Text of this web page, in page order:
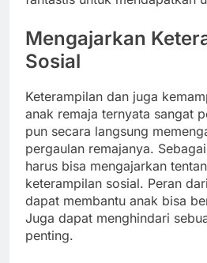
Mengajarkan
Sosial
Keterampilan dan juga
anak remaja ternyata sangat
pun secara langsung
pergaulan remajanya.
harus bisa mengajarkan
keterampilan sosial. Peran
dapat membantu anak bisa
Juga dapat menghindari
penting.